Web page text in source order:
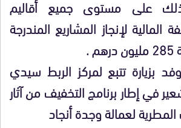
على مستوى جميع أقاليم
المالية لإنجاز المشاريع المندرجة
.
بزيارة تتبع لمركز الربط سيدي
في إطار برنامج التخفيف من آثار
لعمالة وجدة أنجاد